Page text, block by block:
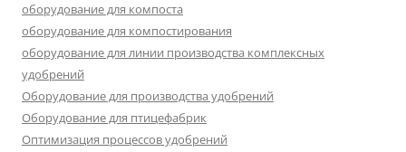
оборудование для компоста
оборудование для компостирования
оборудование для линии производства комплексных
удобрений
Оборудование для производства удобрений
Оборудование для птицефабрик
Оптимизация процессов удобрений